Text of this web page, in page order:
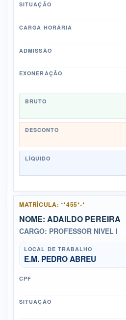
SITUAÇÃO
CARGA HORÁRIA
ADMISSÃO
EXONERAÇÃO
BRUTO
DESCONTO
LÍQUIDO
MATRÍCULA: **455*-*
NOME: ADAILDO PEREIRA
CARGO: PROFESSOR NIVEL I
LOCAL DE TRABALHO
E.M. PEDRO ABREU
CPF
SITUAÇÃO